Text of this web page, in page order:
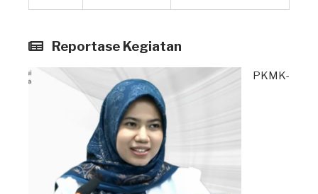
Reportase Kegiatan
PKMK-